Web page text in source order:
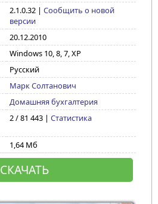
2.1.0.32| Сообщить о новой
версии
20.12.2010
Windows 10, 8, 7, XP
Русский
Марк Солтанович
Домашняя бухгалтерия
2 / 81 443 | Статистика
1,64 Мб
СКАЧАТЬ